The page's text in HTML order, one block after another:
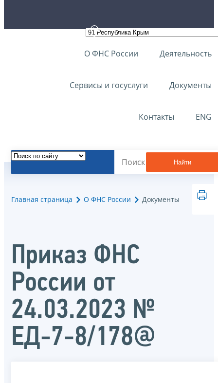
О ФНС России Деятельность
Сервисы и госуслуги Документы
Контакты ENG
Найти
Главная страница О ФНС России Документы
Приказ ФНС
России от
24.03.2023 №
ЕД-7-8/178@